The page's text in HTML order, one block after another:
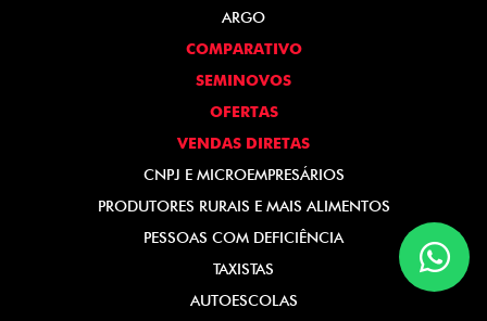
ARGO
COMPARATIVO
SEMINOVOS
OFERTAS
VENDAS DIRETAS
CNPJ E MICROEMPRESÁRIOS
PRODUTORES RURAIS E MAIS ALIMENTOS
PESSOAS COM DEFICIÊNCIA
TAXISTAS
AUTOESCOLAS